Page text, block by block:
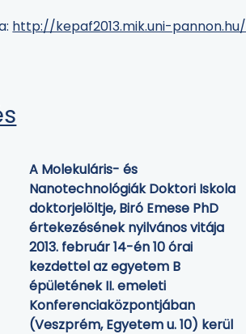
http://kepaf2013.mik.uni-pannon.hu/
A Molekuláris- és
Nanotechnológiák Doktori Iskola
doktorjelöltje, Biró Emese PhD
értekezésének nyilvános vitája
2013. február 14-én 10 órai
kezdettel az egyetem B
épületének II. emeleti
Konferenciaközpontjában
(Veszprém, Egyetem u. 10) kerül